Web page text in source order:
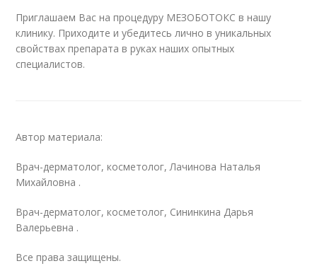
Приглашаем Вас на процедуру МЕЗОБОТОКС в нашу
клинику. Приходите и убедитесь лично в уникальных
свойствах препарата в руках наших опытных
специалистов.
Автор материала:
Врач-дерматолог, косметолог, Лачинова Наталья
Михайловна .
Врач-дерматолог, косметолог, Сининкина Дарья
Валерьевна .
Все права защищены.